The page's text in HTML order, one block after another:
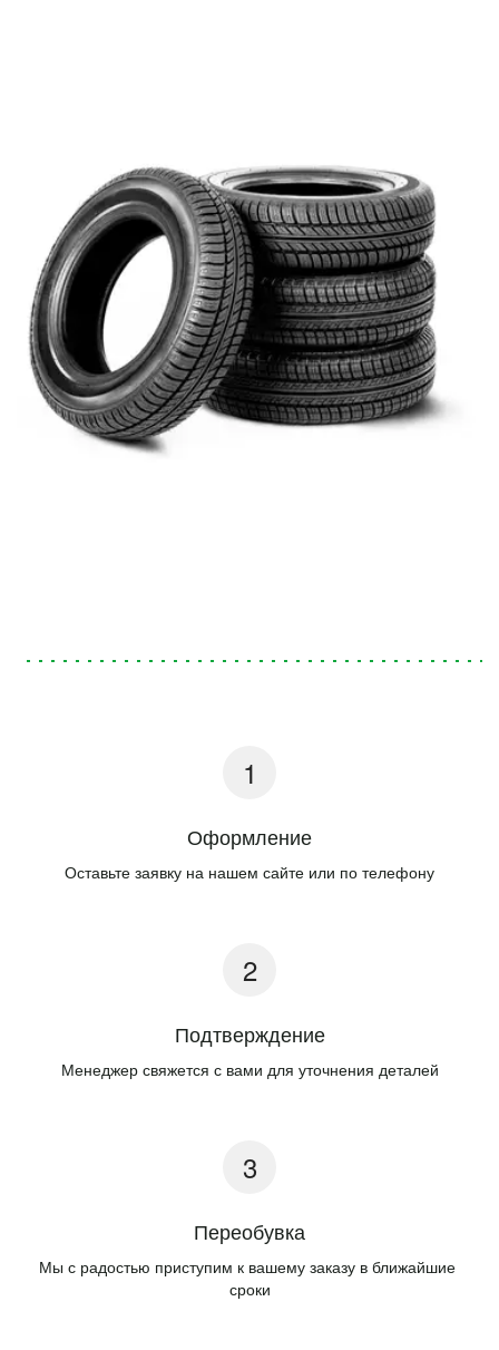
Оформление
Оставьте заявку на нашем сайте или по телефону
Подтверждение
Менеджер свяжется с вами для уточнения деталей
Переобувка
Мы с радостью приступим к вашему заказу в ближайшие
сроки